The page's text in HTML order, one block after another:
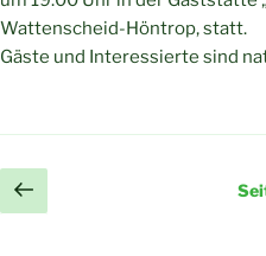
Wattenscheid-Höntrop, statt.
Gäste und Interessierte sind
Vorherige
Seite